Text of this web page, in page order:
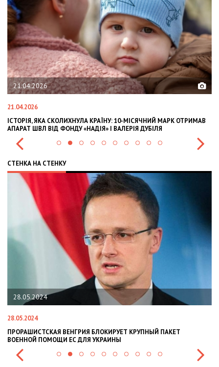
21.04.2026
21.04.2026
ІСТОРІЯ, ЯКА СКОЛИХНУЛА КРАЇНУ: 10-МІСЯЧНИЙ МАРК ОТРИМАВ
АПАРАТ ШВЛ ВІД ФОНДУ «НАДІЯ» І ВАЛЕРІЯ ДУБІЛЯ
СТЕНКА НА СТЕНКУ
28.05.2024
28.05.2024
ПРОРАШИСТСКАЯ ВЕНГРИЯ БЛОКИРУЕТ КРУПНЫЙ ПАКЕТ
ВОЕННОЙ ПОМОЩИ ЕС ДЛЯ УКРАИНЫ